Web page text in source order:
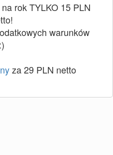
na rok TYLKO 15 PLN
warunków
:)
za 29 PLN netto